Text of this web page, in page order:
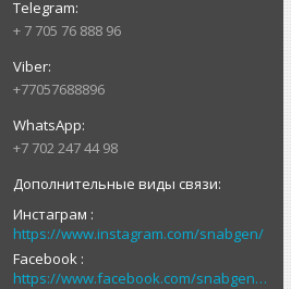
+ 7 705 76 888 96
+77057688896
+7 702 247 44 98
Инстаграм
https://www.instagram.com/snabgen/
Facebook
https://www.facebook.com/snabgenNS